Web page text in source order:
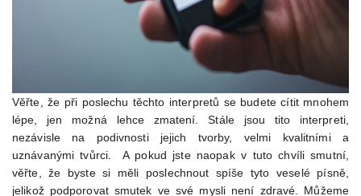
Věřte, že při poslechu těchto interpretů se budete cítit mnohem
lépe, jen možná lehce zmatení. Stále jsou tito interpreti,
nezávisle na podivnosti jejich tvorby, velmi kvalitními a
uznávanými tvůrci. A pokud jste naopak v tuto chvíli smutní,
věřte, že byste si měli poslechnout spíše tyto veselé písně,
jelikož podporovat smutek ve své mysli není zdravé. Můžeme